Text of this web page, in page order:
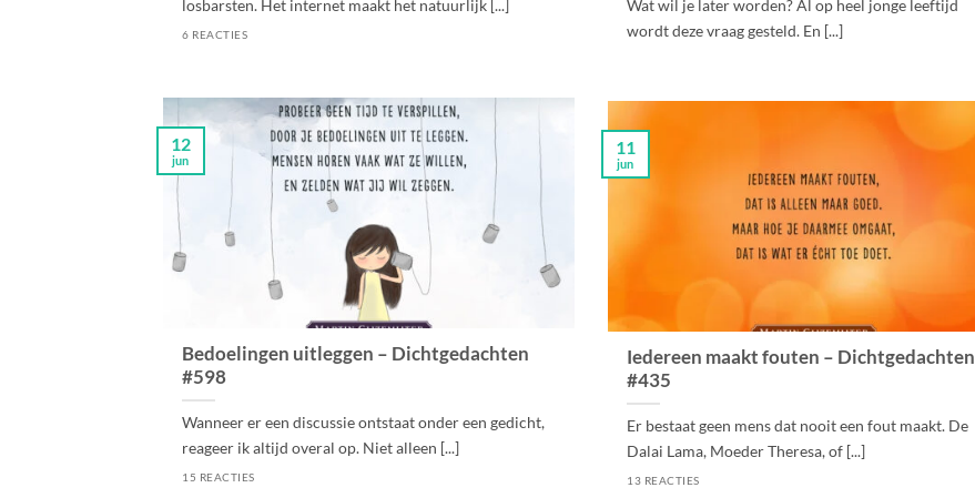
losbarsten. Het internet maakt het natuurlijk [...]
6 REACTIES
Wat wil je later worden? Al op heel jonge leeftijd
wordt deze vraag gesteld. En [...]
Bedoelingen uitleggen – Dichtgedachten
#598
Wanneer er een discussie ontstaat onder een gedicht,
reageer ik altijd overal op. Niet alleen [...]
15 REACTIES
12
jun
Iedereen maakt fouten – Dichtgedachten
#435
Er bestaat geen mens dat nooit een fout maakt. De
Dalai Lama, Moeder Theresa, of [...]
13 REACTIES
11
jun